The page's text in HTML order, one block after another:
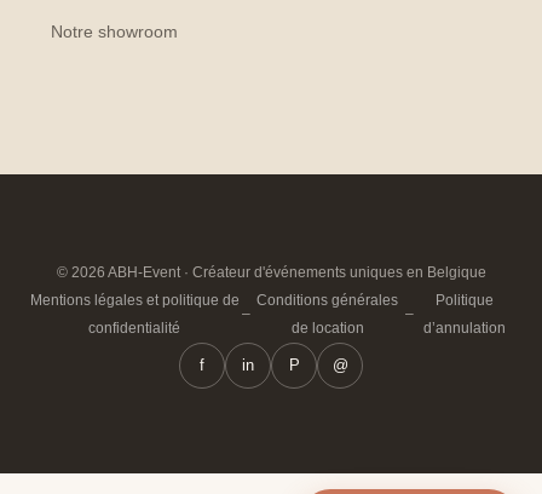
Notre showroom
© 2026 ABH-Event · Créateur d'événements uniques en Belgique
Mentions légales et politique de
confidentialité
–
Conditions générales
de location
–
Politique
d’annulation
f in P @